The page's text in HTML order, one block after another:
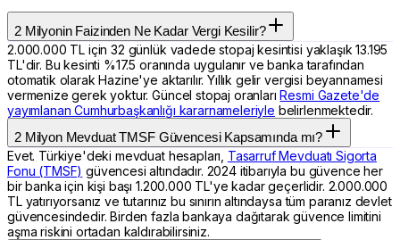
2 Milyonin Faizinden Ne Kadar Vergi Kesilir?
2.000.000 TL için 32 günlük vadede stopaj kesintisi yaklaşık 13.195
TL'dir. Bu kesinti %17.5 oranında uygulanır ve banka tarafından
otomatik olarak Hazine'ye aktarılır. Yıllık gelir vergisi beyannamesi
vermenize gerek yoktur. Güncel stopaj oranlarıResmi Gazete'de
yayımlanan Cumhurbaşkanlığı kararnameleriyle belirlenmektedir.
2 Milyon Mevduat TMSF Güvencesi Kapsamında mı?
Evet. Türkiye'deki mevduat hesapları, Tasarruf Mevduatı Sigorta
Fonu (TMSF) güvencesi altındadır. 2024 itibarıyla bu güvence her
bir banka için kişi başı 1.200.000 TL'ye kadar geçerlidir. 2.000.000
TL yatırıyorsanız ve tutarınız bu sınırın altındaysa tüm paranız devlet
güvencesindedir. Birden fazla bankaya dağıtarak güvence limitini
aşma riskini ortadan kaldırabilirsiniz.